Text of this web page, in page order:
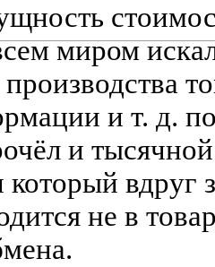
миром
производства
и т. д.
и
вдруг
не в